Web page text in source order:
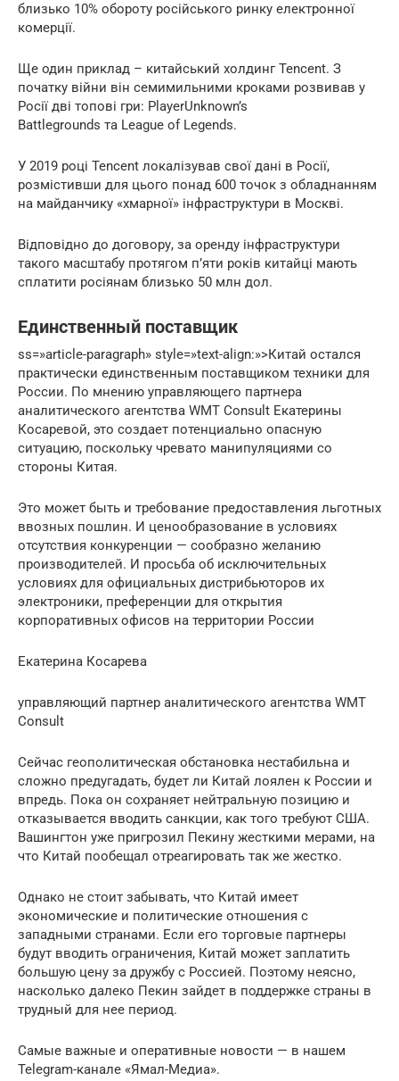
близько 10% обороту російського ринку електронної
комерції.
Ще один приклад – китайський холдинг Tencent. З
початку війни він семимильними кроками розвивав у
Росії дві топові гри: PlayerUnknown’s
Battlegrounds та League of Legends.
У 2019 році Tencent локалізував свої дані в Росії,
розмістивши для цього понад 600 точок з обладнанням
на майданчику «хмарної» інфраструктури в Москві.
Відповідно до договору, за оренду інфраструктури
такого масштабу протягом п’яти років китайці мають
сплатити росіянам близько 50 млн дол.
Единственный поставщик
ss=»article-paragraph» style=»text-align:»>Китай остался
практически единственным поставщиком техники для
России. По мнению управляющего партнера
аналитического агентства WMT Consult Екатерины
Косаревой, это создает потенциально опасную
ситуацию, поскольку чревато манипуляциями со
стороны Китая.
Это может быть и требование предоставления льготных
ввозных пошлин. И ценообразование в условиях
отсутствия конкуренции — сообразно желанию
производителей. И просьба об исключительных
условиях для официальных дистрибьюторов их
электроники, преференции для открытия
корпоративных офисов на территории России
Екатерина Косарева
управляющий партнер аналитического агентства WMT
Consult
Сейчас геополитическая обстановка нестабильна и
сложно предугадать, будет ли Китай лоялен к России и
впредь. Пока он сохраняет нейтральную позицию и
отказывается вводить санкции, как того требуют США.
Вашингтон уже пригрозил Пекину жесткими мерами, на
что Китай пообещал отреагировать так же жестко.
Однако не стоит забывать, что Китай имеет
экономические и политические отношения с
западными странами. Если его торговые партнеры
будут вводить ограничения, Китай может заплатить
большую цену за дружбу с Россией. Поэтому неясно,
насколько далеко Пекин зайдет в поддержке страны в
трудный для нее период.
Самые важные и оперативные новости — в нашем
Telegram-канале «Ямал-Медиа».